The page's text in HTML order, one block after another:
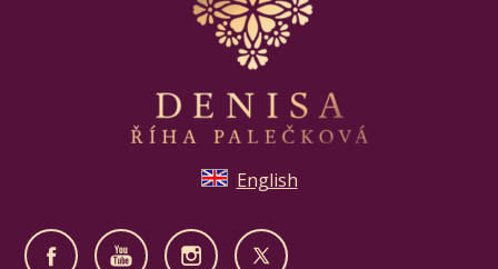
English